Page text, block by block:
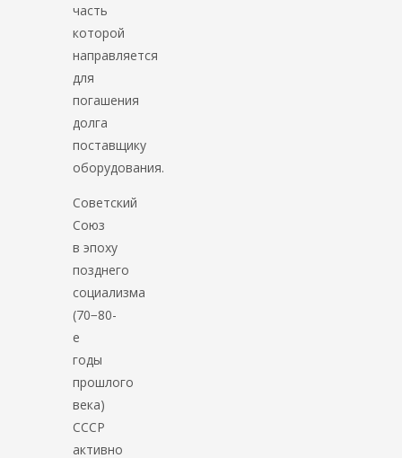
часть
которой
направляется
для
погашения
долга
поставщику
оборудования.
Советский
Союз
в эпоху
позднего
социализма
(70−80-
е
годы
прошлого
века)
СССР
активно